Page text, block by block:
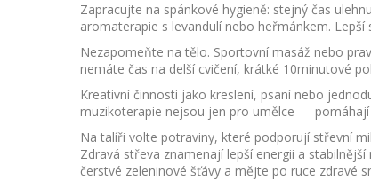
Zapracujte na spánkové hygieně: stejný čas
aromaterapie s levandulí nebo heřmánkem.
Nezapomeňte na tělo. Sportovní masáž nebo
nemáte čas na delší cvičení, krátké 10minutové
Kreativní činnosti jako kreslení, psaní nebo
muzikoterapie nejsou jen pro umělce —
Na talíři volte potraviny, které podporují střevní
Zdravá střeva znamenají lepší energii a
čerstvé zeleninové šťávy a mějte po ruce zdravé